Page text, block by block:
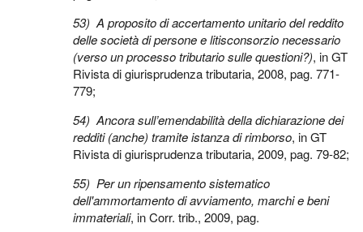
53) A proposito di accertamento unitario del reddito
delle società di persone e litisconsorzio necessario
(verso un processo tributario sulle questioni?), in GT
Rivista di giurisprudenza tributaria, 2008, pag. 771-
779;
54) Ancora sull’emendabilità della dichiarazione dei
redditi (anche) tramite istanza di rimborso, in GT
Rivista di giurisprudenza tributaria, 2009, pag. 79-82;
55) Per un ripensamento sistematico
dell'ammortamento di avviamento, marchi e beni
immateriali, in Corr. trib., 2009, pag.